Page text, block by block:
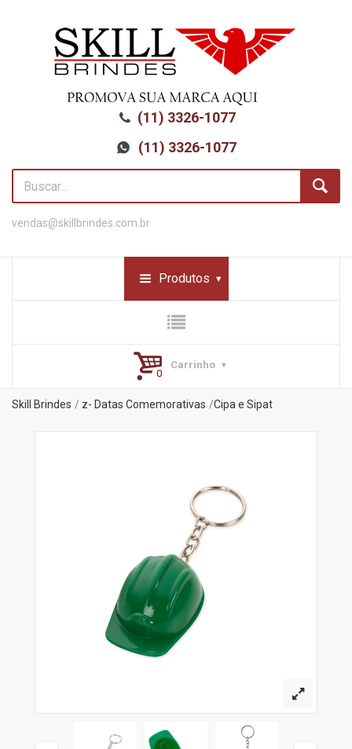
(11) 3326-1077
(11) 3326-1077
vendas@skillbrindes.com.br
Produtos
Carrinho
Skill Brindes z- Datas Comemorativas Cipa e Sipat